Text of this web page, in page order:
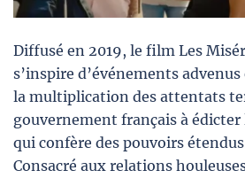
Diffusé en 2019, le film Les
s’inspire d’événements
la multiplication des attentats
gouvernement français à édicter
qui confère des pouvoirs
Consacré aux relations